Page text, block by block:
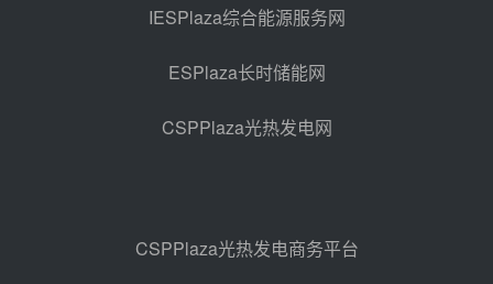
2026-2029年熔盐介质框架协议
中能建华中试研院中标重能新疆
100MW光热项目机组调试及性能
试验
昨天 08-05 10:41
格局
昨天 08-05 09:11
IESPlaza综合能源服务网
ESPlaza长时储能网
CSPPlaza光热发电网
CSPPlaza光热发电商务平台